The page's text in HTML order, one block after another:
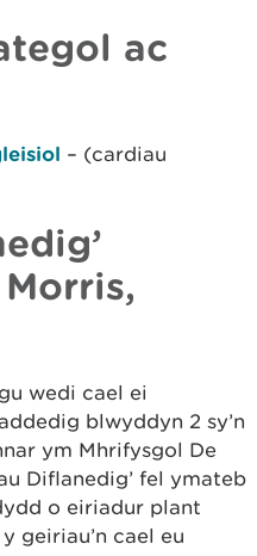
ac
– (cardiau
wedi cael ei
blwyddyn 2 sy’n
ym Mhrifysgol De
Diflanedig’ fel ymateb
o eiriadur plant
geiriau’n cael eu